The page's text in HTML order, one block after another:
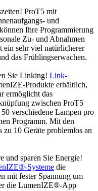
ProT5 mit
und
Ihre Programmierung
Zu- und Abnahmen
ein sehr viel natürlicherer
das Frühlingserwachen.
Sie Linking! Link-
Produkte erhältlich,
ermöglicht das
zwischen ProT5
verschiedene Lampen pro
Programm. Mit den
10 Geräte problemlos an
und sparen Sie Energie!
Systeme die
mit fester Spannung um
die LumenIZE®-App